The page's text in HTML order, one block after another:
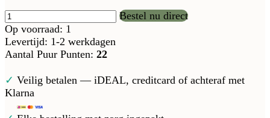
Bestel nu direct
Op voorraad: 1
Levertijd: 1-2 werkdagen
Aantal Puur Punten: 22
✓ Veilig betalen — iDEAL, creditcard of achteraf met
Klarna